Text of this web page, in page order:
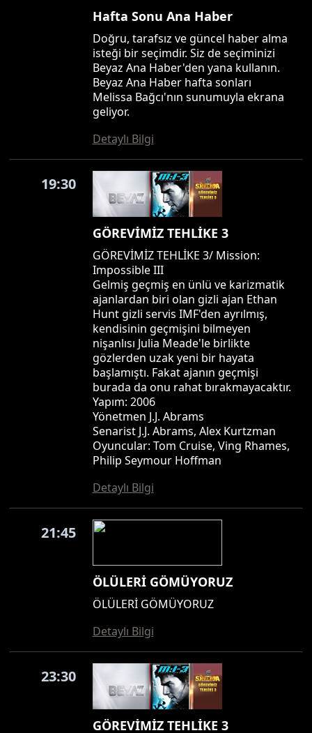
Hafta Sonu Ana Haber
Doğru, tarafsız ve güncel haber alma
isteği bir seçimdir. Siz de seçiminizi
Beyaz Ana Haber'den yana kullanın.
Beyaz Ana Haber hafta sonları
Melissa Bağcı'nın sunumuyla ekrana
geliyor.
Detaylı Bilgi
19:30
GÖREVİMİZ TEHLİKE 3
GÖREVİMİZ TEHLİKE 3/ Mission:
Impossible III
Gelmiş geçmiş en ünlü ve karizmatik
ajanlardan biri olan gizli ajan Ethan
Hunt gizli servis IMF'den ayrılmış,
kendisinin geçmişini bilmeyen
nişanlısı Julia Meade'le birlikte
gözlerden uzak yeni bir hayata
başlamıştı. Fakat ajanın geçmişi
burada da onu rahat bırakmayacaktır.
Yapım: 2006
Yönetmen J.J. Abrams
Senarist J.J. Abrams, Alex Kurtzman
Oyuncular: Tom Cruise, Ving Rhames,
Philip Seymour Hoffman
Detaylı Bilgi
21:45
ÖLÜLERİ GÖMÜYORUZ
ÖLÜLERİ GÖMÜYORUZ
Detaylı Bilgi
23:30
GÖREVİMİZ TEHLİKE 3